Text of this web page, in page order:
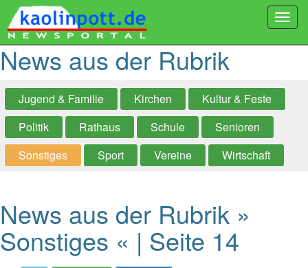
News aus der Rubrik
Jugend & Familie Kirchen
Kultur & Feste
Politik
Rathaus Schule
Senioren
Sonstiges
Sport Vereine Wirtschaft
News aus der Rubrik »
Sonstiges « | Seite 14